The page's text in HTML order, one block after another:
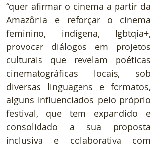
“quer afirmar o cinema a partir da
Amazônia e reforçar o cinema
feminino, indígena, lgbtqia+,
provocar diálogos em projetos
culturais que revelam poéticas
cinematográficas locais, sob
diversas linguagens e formatos,
alguns influenciados pelo próprio
festival, que tem expandido e
consolidado a sua proposta
inclusiva e colaborativa com